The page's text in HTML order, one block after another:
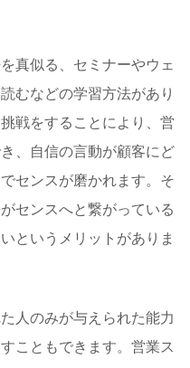
真似る、セミナーやウェ
むなどの学習方法があり
戦をすることにより、営
、自信の言動が顧客にど
センスが磨かれます。そ
センスへと繋がっている
というメリットがありま
人のみが与えられた能力
こともできます。営業ス